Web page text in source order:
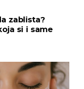
zablista?
si i same